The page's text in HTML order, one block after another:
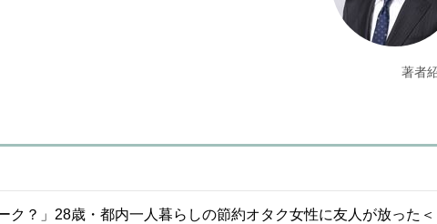
著者
ク？」28歳・都内一人暮らしの節約オタク女性に友人が放った＜